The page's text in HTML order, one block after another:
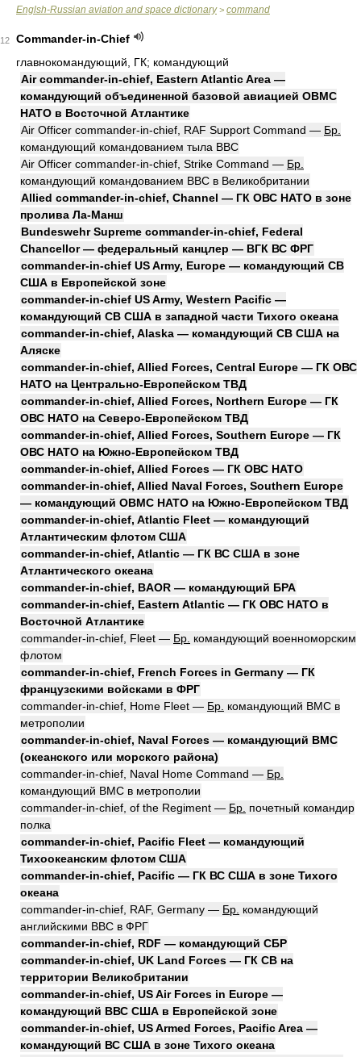
Englsh-Russian aviation and space dictionary> command
12
Commander-in-Chief
главнокомандующий, ГК; командующий
Air commander-in-chief, Eastern Atlantic Area —
командующий объединенной базовой авиацией ОВМС
НАТО в Восточной Атлантике
Air Officer commander-in-chief, RAF Support Command — Бр.
командующий командованием тыла ВВС
Air Officer commander-in-chief, Strike Command — Бр.
командующий командованием ВВС в Великобритании
Allied commander-in-chief, Channel — ГК ОВС НАТО в зоне
пролива Ла-Манш
Bundeswehr Supreme commander-in-chief, Federal
Chancellor — федеральный канцлер — ВГК ВС ФРГ
commander-in-chief US Army, Europe — командующий СВ
США в Европейской зоне
commander-in-chief US Army, Western Pacific —
командующий СВ США в западной части Тихого океана
commander-in-chief, Alaska — командующий СВ США на
Аляске
commander-in-chief, Allied Forces, Central Europe — ГК ОВС
НАТО на Центрально-Европейском ТВД
commander-in-chief, Allied Forces, Northern Europe — ГК
ОВС НАТО на Северо-Европейском ТВД
commander-in-chief, Allied Forces, Southern Europe — ГК
ОВС НАТО на Южно-Европейском ТВД
commander-in-chief, Allied Forces — ГК ОВС НАТО
commander-in-chief, Allied Naval Forces, Southern Europe
— командующий ОВМС НАТО на Южно-Европейском ТВД
commander-in-chief, Atlantic Fleet — командующий
Атлантическим флотом США
commander-in-chief, Atlantic — ГК ВС США в зоне
Атлантического океана
commander-in-chief, BAOR — командующий БРА
commander-in-chief, Eastern Atlantic — ГК ОВС НАТО в
Восточной Атлантике
commander-in-chief, Fleet — Бр. командующий военноморским
флотом
commander-in-chief, French Forces in Germany — ГК
французскими войсками в ФРГ
commander-in-chief, Home Fleet — Бр. командующий ВМС в
метрополии
commander-in-chief, Naval Forces — командующий ВМС
(океанского или морского района)
commander-in-chief, Naval Home Command — Бр.
командующий ВМС в метрополии
commander-in-chief, of the Regiment — Бр. почетный командир
полка
commander-in-chief, Pacific Fleet — командующий
Тихоокеанским флотом США
commander-in-chief, Pacific — ГК ВС США в зоне Тихого
океана
commander-in-chief, RAF, Germany — Бр. командующий
английскими ВВС в ФРГ
commander-in-chief, RDF — командующий СБР
commander-in-chief, UK Land Forces — ГК СВ на
территории Великобритании
commander-in-chief, US Air Forces in Europe —
командующий ВВС США в Европейской зоне
commander-in-chief, US Armed Forces, Pacific Area —
командующий ВС США в зоне Тихого океана